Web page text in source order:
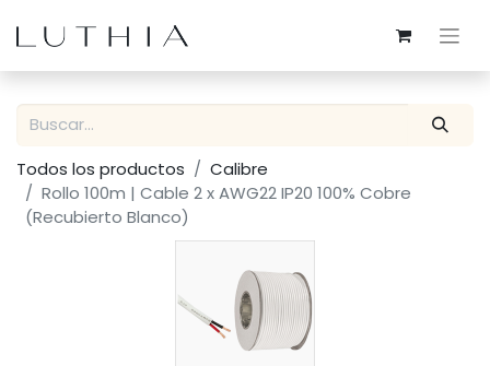
Todos los productos
Calibre
Rollo 100m | Cable 2 x AWG22 IP20 100% Cobre
(Recubierto Blanco)